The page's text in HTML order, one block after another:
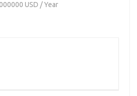
USD / Year